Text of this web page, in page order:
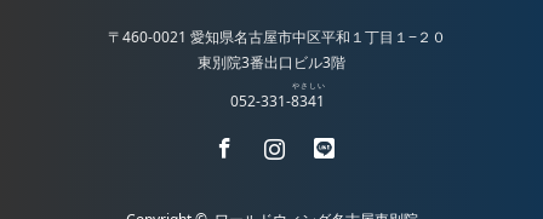
〒460-0021 愛知県名古屋市中区平和１丁目１−２０
東別院3番出口ビル3階
052-331-8341
やさしい
LINE